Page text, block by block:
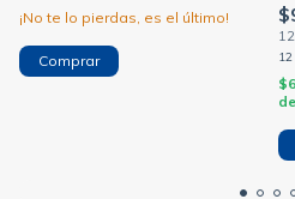
¡No te lo pierdas, es el último!
12